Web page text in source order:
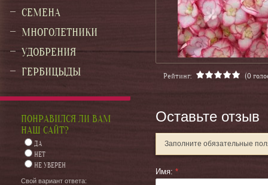
СЕМЕНА
МНОГОЛЕТНИКИ
УДОБРЕНИЯ
ГЕРБИЦЫДЫ
ПОНРАВИЛСЯ ЛИ ВАМ
НАШ САЙТ?
ДА
НЕТ
НЕ УВЕРЕН
Свой вариант ответа:
Рейтинг: (0
Оставьте отзыв
Заполните обязательные
Имя: *